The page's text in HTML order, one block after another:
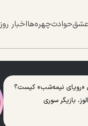
عشقحوادثچهره‌هااخبار روز
«رویای نیمه‌شب» کیست؟
بازیگر سوری